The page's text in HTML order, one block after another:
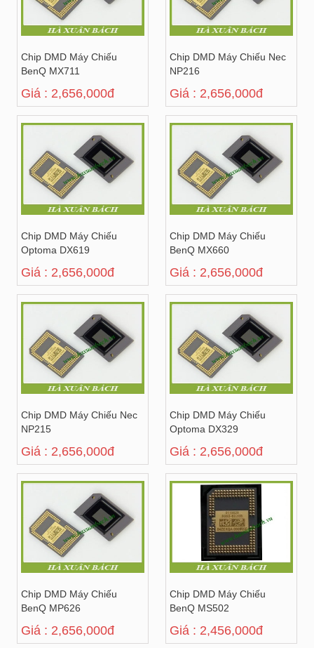
Chip DMD Máy Chiếu
BenQ MX711
Giá : 2,656,000đ
Chip DMD Máy Chiếu Nec
NP216
Giá : 2,656,000đ
Chip DMD Máy Chiếu
Optoma DX619
Giá : 2,656,000đ
Chip DMD Máy Chiếu
BenQ MX660
Giá : 2,656,000đ
Chip DMD Máy Chiếu Nec
NP215
Giá : 2,656,000đ
Chip DMD Máy Chiếu
Optoma DX329
Giá : 2,656,000đ
Chip DMD Máy Chiếu
BenQ MP626
Giá : 2,656,000đ
Chip DMD Máy Chiếu
BenQ MS502
Giá : 2,456,000đ